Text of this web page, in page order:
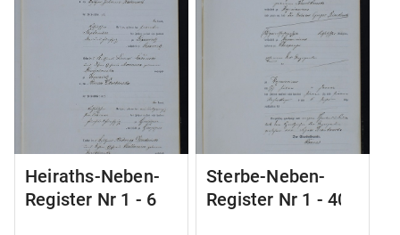
Heiraths-Neben-
Register Nr 1 - 6
Sterbe-Neben-
Register Nr 1 - 40